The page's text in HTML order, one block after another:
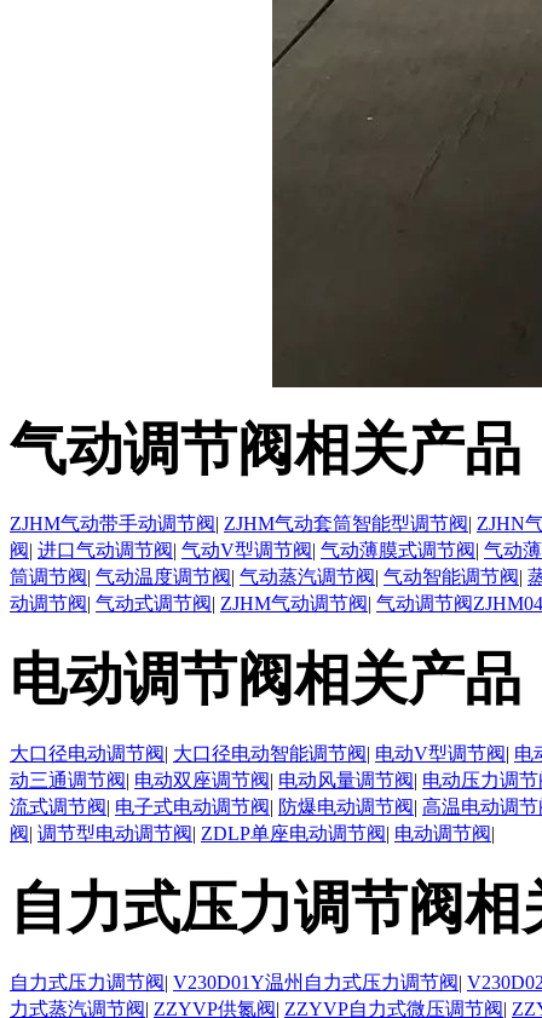
气动调节阀相关产品
ZJHM气动带手动调节阀| ZJHM气动套筒智能型调节阀| ZJHN
阀| 进口气动调节阀| 气动V型调节阀| 气动薄膜式调节阀| 气动
筒调节阀| 气动温度调节阀| 气动蒸汽调节阀| 气动智能调节阀|
动调节阀| 气动式调节阀| ZJHM气动调节阀| 气动调节阀ZJHM04
电动调节阀相关产品
大口径电动调节阀| 大口径电动智能调节阀| 电动V型调节阀| 电
动三通调节阀| 电动双座调节阀| 电动风量调节阀| 电动压力调节
流式调节阀| 电子式电动调节阀| 防爆电动调节阀| 高温电动调节
阀| 调节型电动调节阀| ZDLP单座电动调节阀| 电动调节阀|
自力式压力调节阀相
自力式压力调节阀| V230D01Y温州自力式压力调节阀|
力式蒸汽调节阀| ZZYVP供氮阀| ZZYVP自力式微压调节阀|